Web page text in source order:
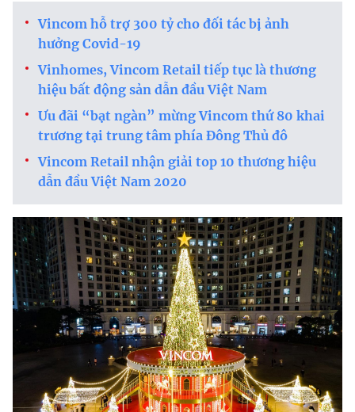
Vincom hỗ trợ 300 tỷ cho đối tác bị ảnh
hưởng Covid-19
Vinhomes, Vincom Retail tiếp tục là thương
hiệu bất động sản dẫn đầu Việt Nam
Ưu đãi “bạt ngàn” mừng Vincom thứ 80 khai
trương tại trung tâm phía Đông Thủ đô
Vincom Retail nhận giải top 10 thương hiệu
dẫn đầu Việt Nam 2020